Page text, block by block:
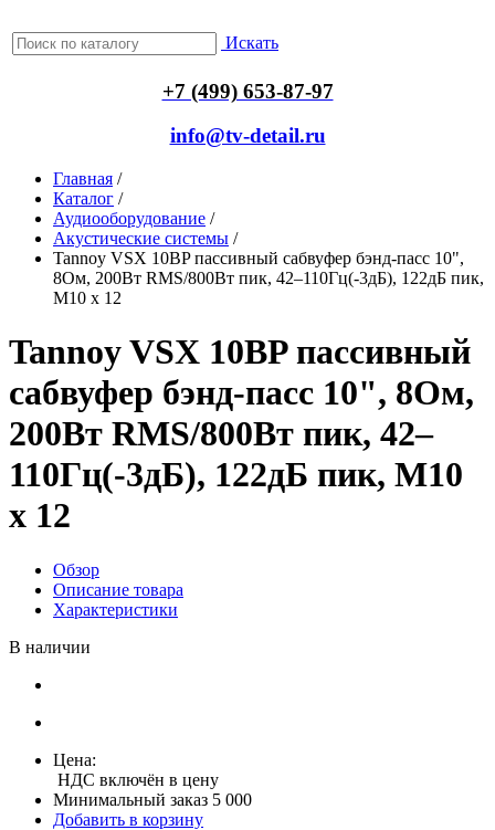
Искать
+7 (499) 653-87-97
info@tv-detail.ru
Главная /
Каталог /
Аудиооборудование /
Акустические системы /
Tannoy VSX 10BP пассивный сабвуфер бэнд-пасс 10",
8Ом, 200Вт RMS/800Вт пик, 42–110Гц(-3дБ), 122дБ пик,
M10 x 12
Tannoy VSX 10BP пассивный
сабвуфер бэнд-пасс 10", 8Ом,
200Вт RMS/800Вт пик, 42–
110Гц(-3дБ), 122дБ пик, M10
x 12
Обзор
Описание товара
Характеристики
В наличии
Цена:
НДС включён в цену
Минимальный заказ 5 000
Добавить в корзину